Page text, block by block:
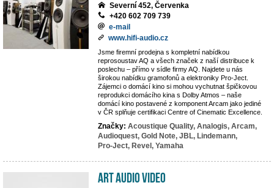
Severní 452, Červenka
+420 602 709 739
e-mail
www.hifi-audio.cz
Jsme firemní prodejna s kompletní nabídkou
reprosoustav AQ a všech značek z naší distribuce k
poslechu – přímo v sídle firmy AQ. Najdete u nás
širokou nabídku gramofonů a elektroniky Pro-Ject.
Zájemci o domácí kino si mohou vychutnat špičkovou
reprodukci domácího kina s Dolby Atmos – naše
domácí kino postavené z komponent Arcam jako jediné
v ČR splňuje certifikaci Centre of Cinematic Excellence.
Značky: Acoustique Quality, Analogis, Arcam,
Audioquest, Gold Note, JBL, Lindemann,
Pro-Ject, Revel, Yamaha
Art Audio Video